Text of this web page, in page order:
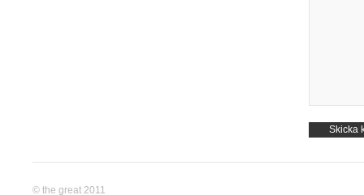
© the great 2011